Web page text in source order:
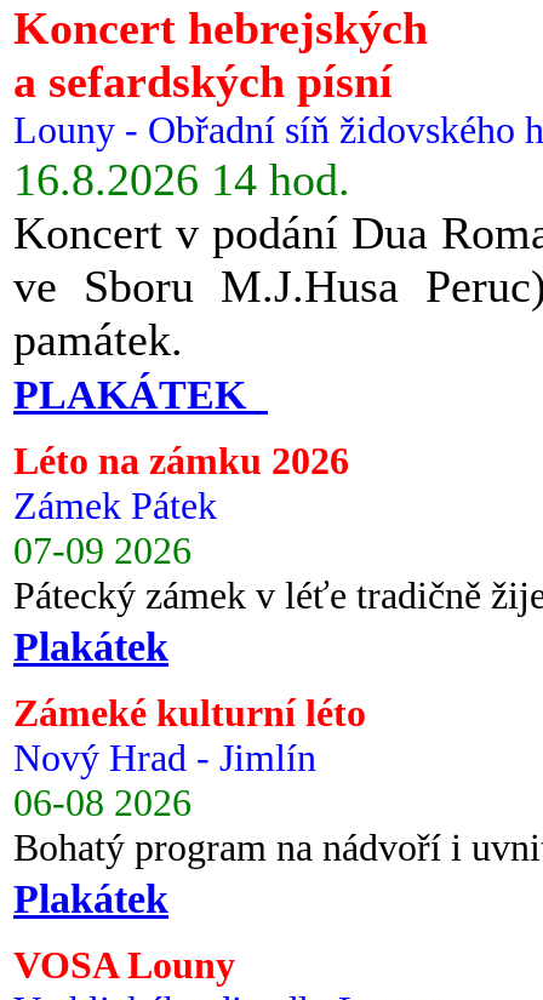
Koncert hebrejských
a sefardských písní
Louny - Obřadní síň židovského
16.8.2026 14 hod.
Koncert v podání Dua
ve Sboru M.J.Husa
památek.
PLAKÁTEK
Léto na zámku 2026
Zámek Pátek
07-09 2026
Pátecký zámek v léťe tradičně
Plakátek
Zámeké kulturní léto
Nový Hrad - Jimlín
06-08 2026
Bohatý program na nádvoří i
Plakátek
VOSA Louny